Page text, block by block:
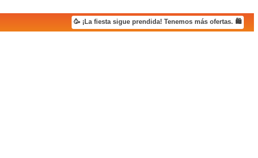
🥳 ¡La fiesta sigue prendida! Tenemos más ofertas. 🛍️